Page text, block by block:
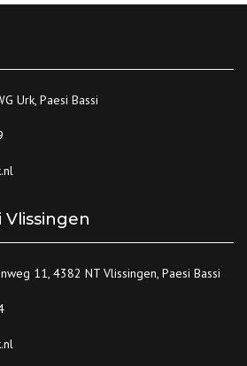
Urk, Paesi Bassi
11, 4382 NT Vlissingen, Paesi Bassi